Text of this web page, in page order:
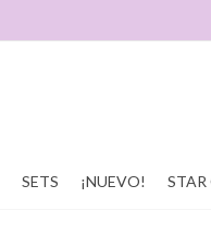
SETS ¡NUEVO! STAR